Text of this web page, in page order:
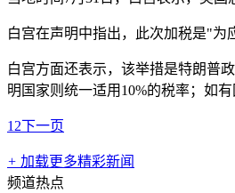
白宫在声明中指出，此次加税是"为
白宫方面还表示，该举措是特朗普
明国家则统一适用10%的税率；如
1 2下一页
+ 加载更多精彩新闻
频道热点